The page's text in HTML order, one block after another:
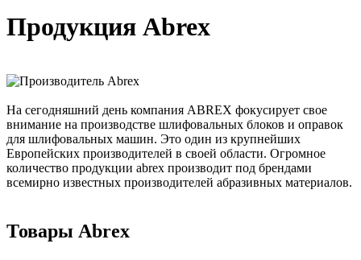
Продукция Abrex
На сегодняшний день компания ABREX фокусирует свое
внимание на производстве шлифовальных блоков и оправок
для шлифовальных машин. Это один из крупнейших
Европейских производителей в своей области. Огромное
количество продукции abrex производит под брендами
всемирно известных производителей абразивных материалов.
Товары Abrex